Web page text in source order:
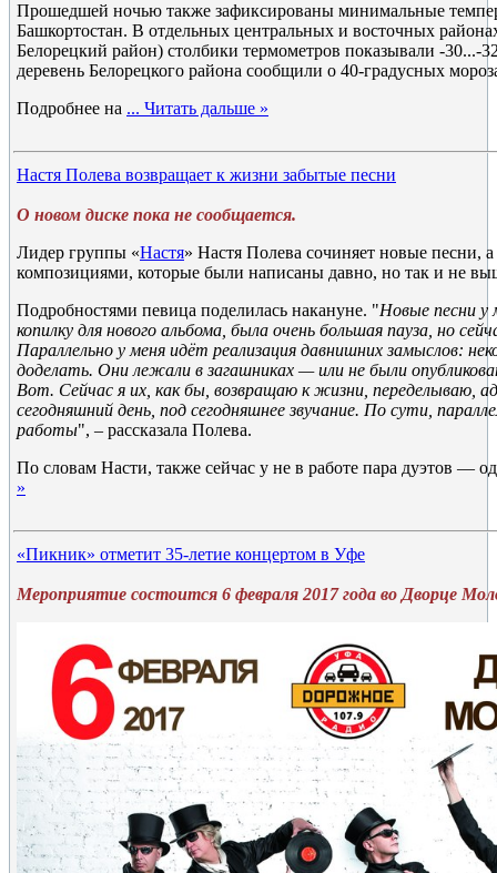
Прошедшей ночью также зафиксированы минимальные
Башкортостан. В отдельных центральных и восточных
Белорецкий район) столбики термометров показывали -30...-
деревень Белорецкого района сообщили о 40-градусных
Подробнее на ... Читать дальше »
Настя Полева возвращает к жизни забытые песни
О новом диске пока не сообщается.
Лидер группы «Настя» Настя Полева сочиняет новые песни, а
композициями, которые были написаны давно, но так и не
Подробностями певица поделилась накануне. "Новые песни у
копилку для нового альбома, была очень большая пауза, но
Параллельно у меня идёт реализация давнишних замыслов:
доделать. Они лежали в загашниках — или не были
Вот. Сейчас я их, как бы, возвращаю к жизни, переделываю,
сегодняшний день, под сегодняшнее звучание. По сути,
работы", – рассказала Полева.
По словам Насти, также сейчас у не в работе пара дуэтов —
»
«Пикник» отметит 35-летие концертом в Уфе
Мероприятие состоится 6 февраля 2017 года во Дворце